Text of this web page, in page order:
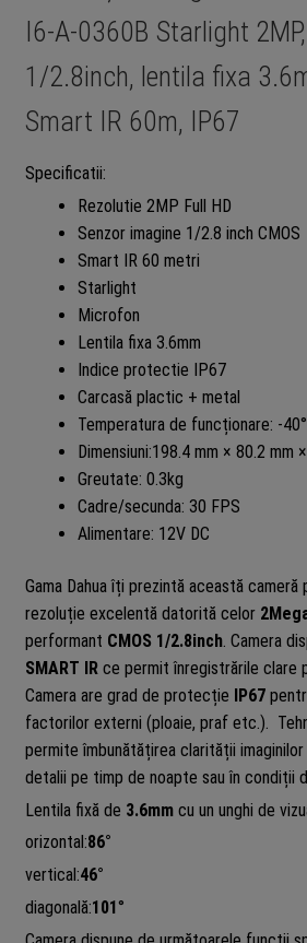
I6-A-0360B Starlight
1/2.8inch, lentila fixa
Smart IR 60m, IP67
Specificatii:
Rezolutie 2MP Full HD
Senzor imagine 1/2.8 inch CMOS
Smart IR 60 metri
Starlight
Microfon
Lentila fixa 3.6mm
Indice protectie IP67
Carcasă plactic + metal
Temperatura de funcționare: -
Dimensiuni:198.4 mm × 80.2 mm
Greutate: 0.3kg
Cadre/secunda: 30 FPS
Alimentare: 12V DC
Gama Dahua îți prezintă această
rezoluție excelentă datorită celor
performant CMOS 1/2.8inch. Camera
SMART IRce permit înregistrările clare
Camera are grad de protecție IP67
factorilor externi (ploaie, praf etc.).
permite îmbunătățirea clarității
detalii pe timp de noapte sau în condiții
Lentila fixă de 3.6mmcu un unghi de
orizontal:86°
vertical:46°
diagonală:101°